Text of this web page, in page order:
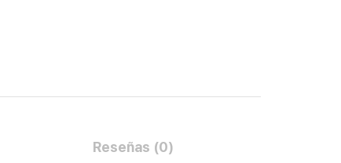
Reseñas (0)